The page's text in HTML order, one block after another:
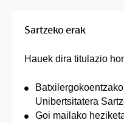
Sartzeko erak
Hauek dira titulazio
Unibertsitatera
Goi mailako